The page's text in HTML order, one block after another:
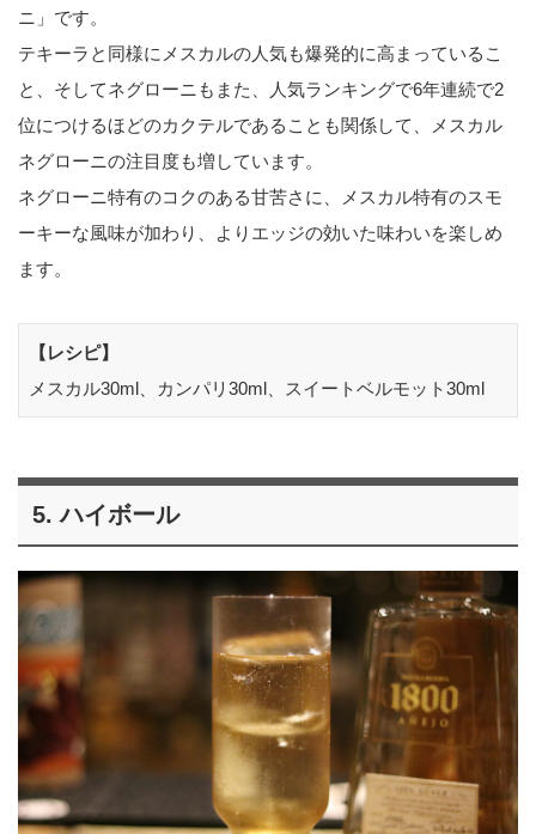
ニ」です。
テキーラと同様にメスカルの人気も爆発的に高まっているこ
と、そしてネグローニもまた、人気ランキングで6年連続で2
位につけるほどのカクテルであることも関係して、メスカル
ネグローニの注目度も増しています。
ネグローニ特有のコクのある甘苦さに、メスカル特有のスモ
ーキーな風味が加わり、よりエッジの効いた味わいを楽しめ
ます。
【レシピ】
メスカル30ml、カンパリ30ml、スイートベルモット30ml
5. ハイボール